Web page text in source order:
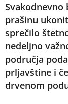
prašinu
sprečilo
nedeljno
područja
prljavštine i
drvenom